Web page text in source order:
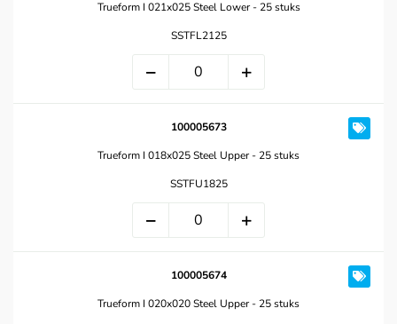
Trueform I 021x025 Steel Lower - 25 stuks
SSTFL2125
100005673
Trueform I 018x025 Steel Upper - 25 stuks
SSTFU1825
100005674
Trueform I 020x020 Steel Upper - 25 stuks